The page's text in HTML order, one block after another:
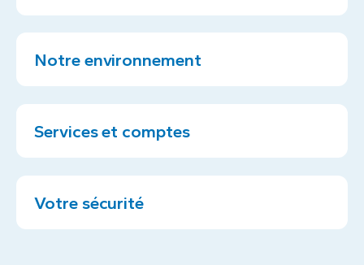
Notre environnement
Services et comptes
Votre sécurité